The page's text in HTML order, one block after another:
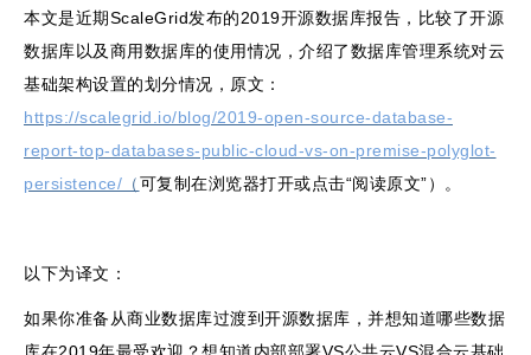
本文是近期ScaleGrid发布的2019开源数据库报告，比较了开源
数据库以及商用数据库的使用情况，介绍了数据库管理系统对云
基础架构设置的划分情况，原文：
https://scalegrid.io/blog/2019-open-source-database-
report-top-databases-public-cloud-vs-on-premise-polyglot-
persistence/ （可复制在浏览器打开或点击“阅读原文”）。
以下为译文：
如果你准备从商业数据库过渡到开源数据库，并想知道哪些数据